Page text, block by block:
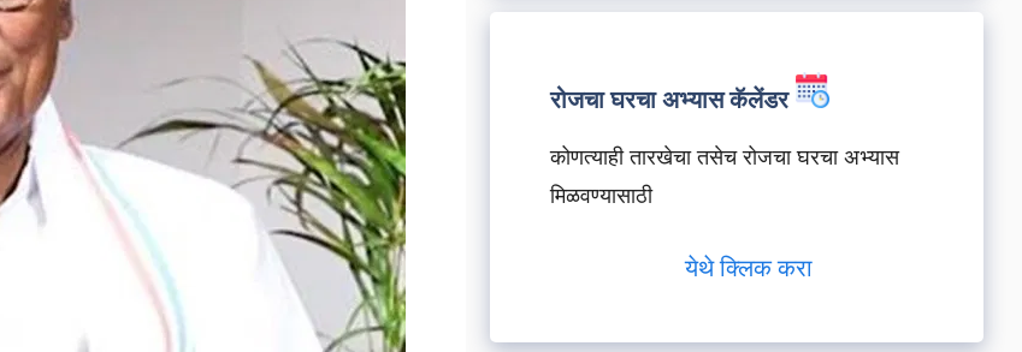
रोजचा घरचा अभ्यास कॅलेंडर
कोणत्याही तारखेचा तसेच रोजचा घरचा अभ्यास
मिळवण्यासाठी
येथे क्लिक करा